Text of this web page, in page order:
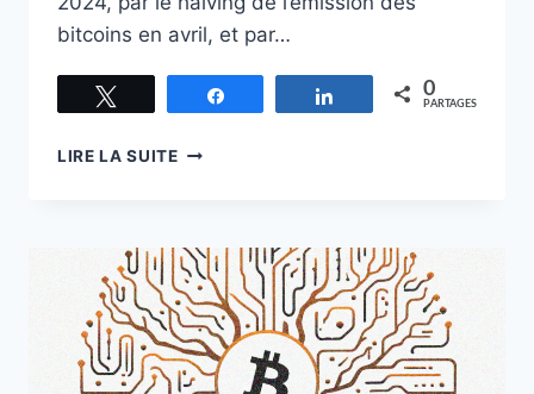
bitcoins en avril, et par…
Partagez 0
PARTAGES
LIRE LA SUITEL’AVARICE
RELATION
AMBIGÜE